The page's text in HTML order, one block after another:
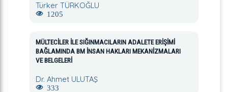
Türker TÜRKOĞLU
1205
MÜLTECİLER İLE SIĞINMACILARIN ADALETE ERİŞİMİ
BAĞLAMINDA BM İNSAN HAKLARI MEKANİZMALARI
VE BELGELERİ
Dr. Ahmet ULUTAŞ
333